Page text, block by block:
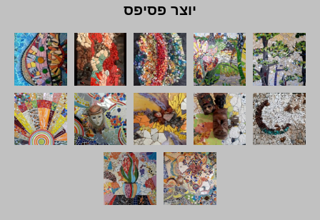
יוצר פסיפס